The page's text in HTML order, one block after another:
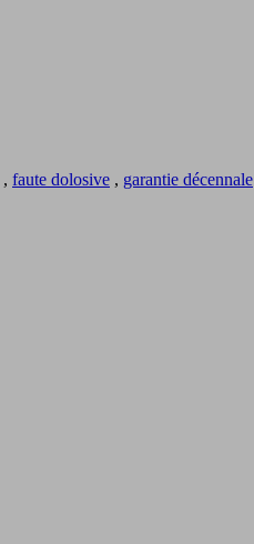
, faute dolosive , garantie décennale